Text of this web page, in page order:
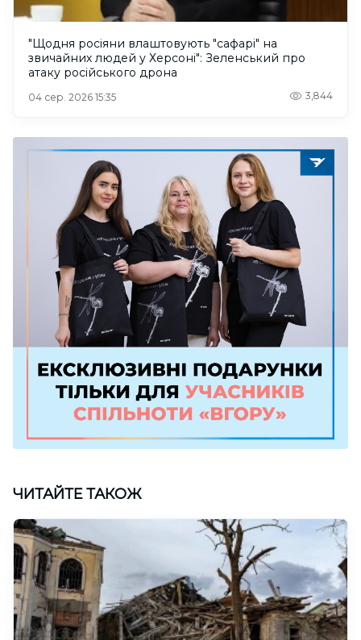
"Щодня росіяни влаштовують "сафарі" на
звичайних людей у Херсоні": Зеленський про
атаку російського дрона
04 сер. 2026 15:35 3,844
ЧИТАЙТЕ ТАКОЖ